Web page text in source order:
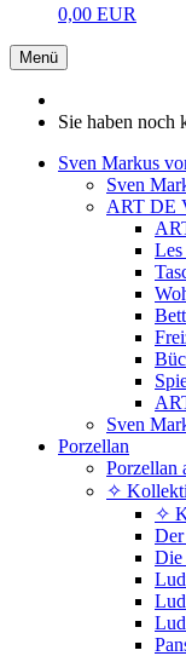
0,00 EUR
Menü
Sie haben noch
Sven Markus
Sven
ART DE
Les
Sven
Porzellan
Porzellan
✧
✧
Der
Die